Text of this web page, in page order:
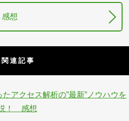
想
関連記事
アクセス解析の”最新”ノウハウを
！ 感想